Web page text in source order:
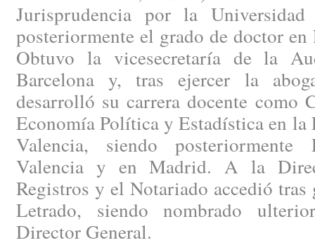
Jurisprudencia por la
posteriormente el grado de doctor
Obtuvo la vicesecretaría de la
Barcelona y, tras ejercer la
desarrolló su carrera docente como
Economía Política y Estadística en la
Valencia, siendo
Valencia y en Madrid. A la
Registros y el Notariado accedió tras
Letrado, siendo nombrado
Director General.